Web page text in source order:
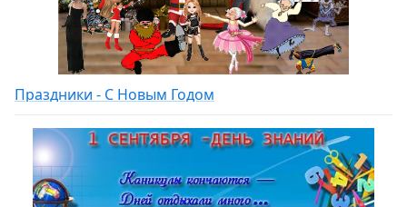
Праздники - С Новым Годом